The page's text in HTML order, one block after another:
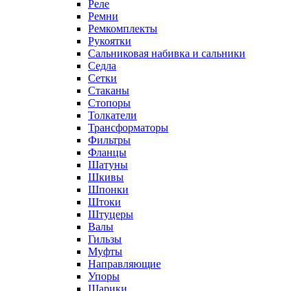
Реле
Ремни
Ремкомплекты
Рукоятки
Сальниковая набивка и сальники
Седла
Сетки
Стаканы
Стопоры
Толкатели
Трансформаторы
Фильтры
Фланцы
Шатуны
Шкивы
Шпонки
Штоки
Штуцеры
Валы
Гильзы
Муфты
Направляющие
Упоры
Шарики